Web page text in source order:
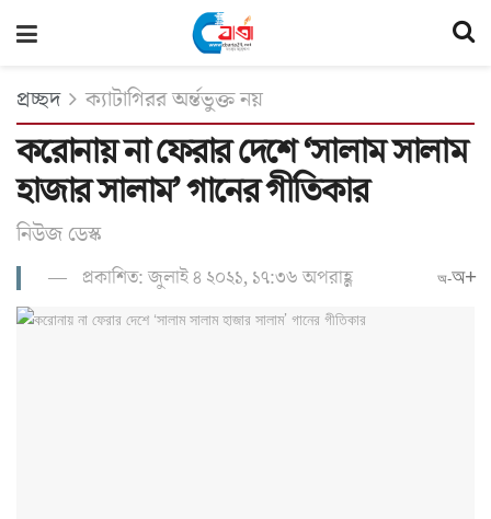
প্রচ্ছদ ক্যাটাগিরর অর্ন্তভুক্ত নয়
করোনায় না ফেরার দেশে ‘সালাম সালাম
হাজার সালাম’ গানের গীতিকার
নিউজ ডেস্ক
প্রকাশিত: জুলাই ৪ ২০২১, ১৭:৩৬ অপরাহ্ণ অ-অ+